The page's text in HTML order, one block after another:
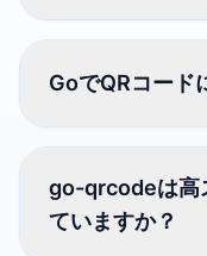
GoでQRコード
go-qrcodeは高
ていますか？